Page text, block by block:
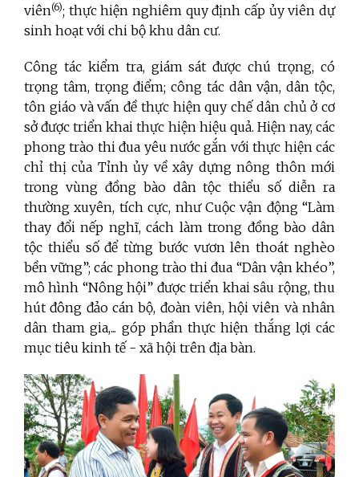
viên(6); thực hiện nghiêm quy định cấp ủy viên dự
sinh hoạt với chi bộ khu dân cư.
Công tác kiểm tra, giám sát được chú trọng, có
trọng tâm, trọng điểm; công tác dân vận, dân tộc,
tôn giáo và vấn đề thực hiện quy chế dân chủ ở cơ
sở được triển khai thực hiện hiệu quả. Hiện nay, các
phong trào thi đua yêu nước gắn với thực hiện các
chỉ thị của Tỉnh ủy về xây dựng nông thôn mới
trong vùng đồng bào dân tộc thiểu số diễn ra
thường xuyên, tích cực, như Cuộc vận động “Làm
thay đổi nếp nghĩ, cách làm trong đồng bào dân
tộc thiểu số để từng bước vươn lên thoát nghèo
bền vững”; các phong trào thi đua “Dân vận khéo”,
mô hình “Nông hội” được triển khai sâu rộng, thu
hút đông đảo cán bộ, đoàn viên, hội viên và nhân
dân tham gia,... góp phần thực hiện thắng lợi các
mục tiêu kinh tế - xã hội trên địa bàn.